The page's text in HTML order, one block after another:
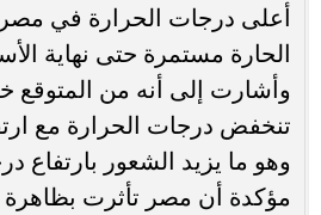
أعلى درجات الحرارة في
الحارة مستمرة حتى نهاية
تنخفض درجات الحرارة مع
وهو ما يزيد الشعور بارتفاع
مؤكدة أن مصر تأثرت بظاهرة